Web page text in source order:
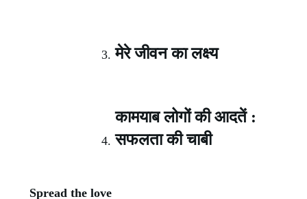
मेरे जीवन का लक्ष्य
कामयाब लोगों की आदतें :
सफलता की चाबी
Spread the love